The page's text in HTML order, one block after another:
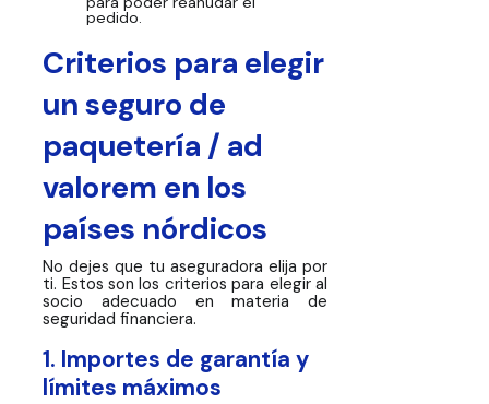
pedido.
Criterios para elegir
un seguro de
paquetería / ad
valorem en los
países nórdicos
No dejes que tu aseguradora elija por
ti. Estos son los criterios para elegir al
socio adecuado en materia de
seguridad financiera.
1. Importes de garantía y
límites máximos